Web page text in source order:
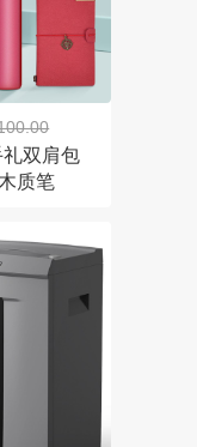
双肩包
质笔